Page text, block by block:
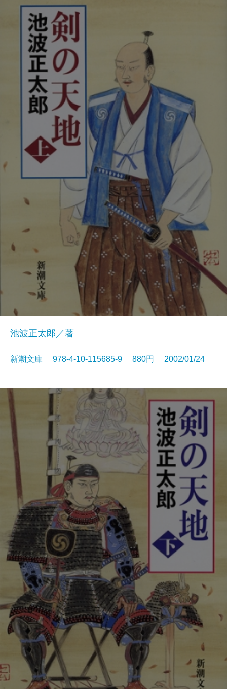
池波正太郎／著
新潮文庫 978-4-10-115685-9 880円 2002/01/24